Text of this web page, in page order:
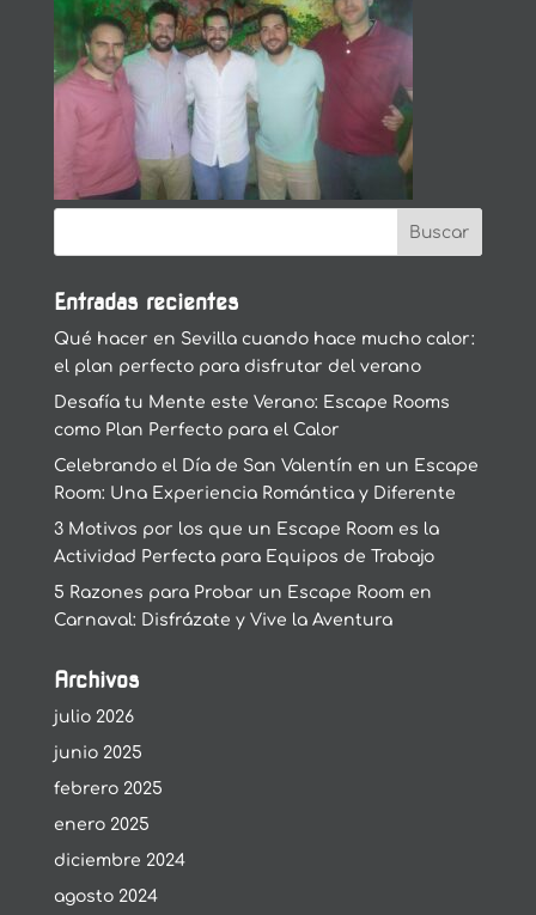
Entradas recientes
Qué hacer en Sevilla cuando hace mucho calor:
el plan perfecto para disfrutar del verano
Desafía tu Mente este Verano: Escape Rooms
como Plan Perfecto para el Calor
Celebrando el Día de San Valentín en un Escape
Room: Una Experiencia Romántica y Diferente
3 Motivos por los que un Escape Room es la
Actividad Perfecta para Equipos de Trabajo
5 Razones para Probar un Escape Room en
Carnaval: Disfrázate y Vive la Aventura
Archivos
julio 2026
junio 2025
febrero 2025
enero 2025
diciembre 2024
agosto 2024